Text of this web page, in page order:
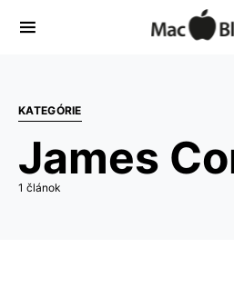
KATEGÓRIE
James
1 článok